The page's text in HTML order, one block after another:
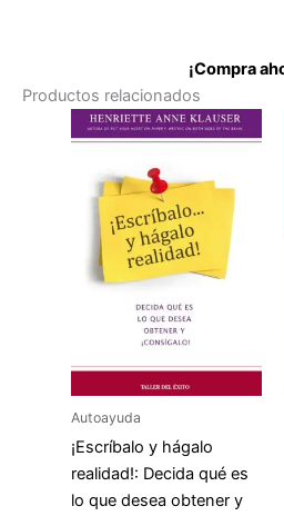
¡Compra
Productos relacionados
Autoayuda
¡Escríbalo y hágalo
realidad!: Decida qué es
lo que desea obtener y